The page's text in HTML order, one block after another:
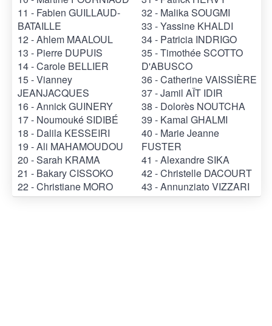
11 - Fabien GUILLAUD-
BATAILLE
12 - Ahlem MAALOUL
13 - Pierre DUPUIS
14 - Carole BELLIER
15 - Vianney
JEANJACQUES
16 - Annick GUINERY
17 - Noumouké SIDIBÉ
18 - Dalila KESSEIRI
19 - Ali MAHAMOUDOU
20 - Sarah KRAMA
21 - Bakary CISSOKO
22 - Christiane MORO
32 - Malika SOUGMI
33 - Yassine KHALDI
34 - Patricia INDRIGO
35 - Timothée SCOTTO
D'ABUSCO
36 - Catherine VAISSIÈRE
37 - Jamil AÏT IDIR
38 - Dolorès NOUTCHA
39 - Kamal GHALMI
40 - Marie Jeanne
FUSTER
41 - Alexandre SIKA
42 - Christelle DACOURT
43 - Annunziato VIZZARI